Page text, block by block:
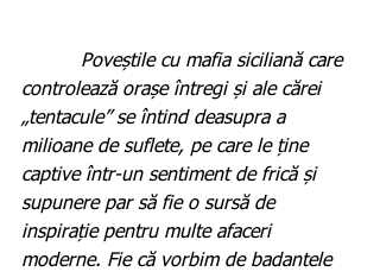
controlează orașe întregi și ale cărei
„tentacule” se întind deasupra a
milioane de suflete, pe care le ține
captive într-un sentiment de frică și
supunere par să fie o sursă de
inspirație pentru multe afaceri
moderne. Fie că vorbim de badantele